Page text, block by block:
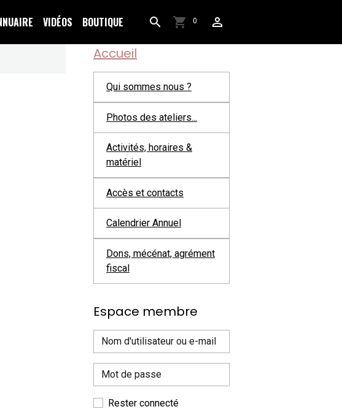
VIDÉOS BOUTIQUE 0
Accueil
Qui sommes nous ?
Photos des ateliers...
Activités, horaires &
matériel
Accès et contacts
Calendrier Annuel
Dons, mécénat, agrément
fiscal
Espace membre
Rester connecté